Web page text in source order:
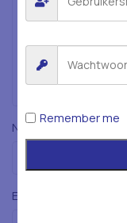
Naam*
E-mail
Remember me